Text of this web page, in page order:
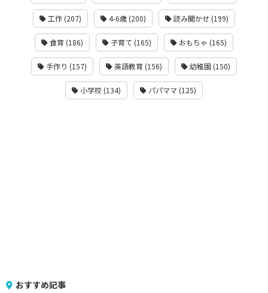
工作 (207) 4-6歳 (200) 読み聞かせ (199)
食育 (186) 子育て (165) おもちゃ (165)
手作り (157) 英語教育 (156) 幼稚園 (150)
小学校 (134) パパママ (125)
おすすめ記事